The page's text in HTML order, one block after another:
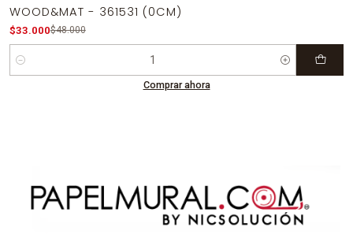
WOOD&MAT - 361531 (0CM)
$33.000$48.000
Cantidad
Comprar ahora